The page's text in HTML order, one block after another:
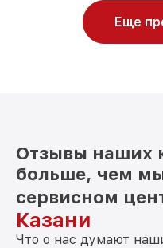
Еще
Отзывы наших
больше, чем
сервисном
Казани
Что о нас думают